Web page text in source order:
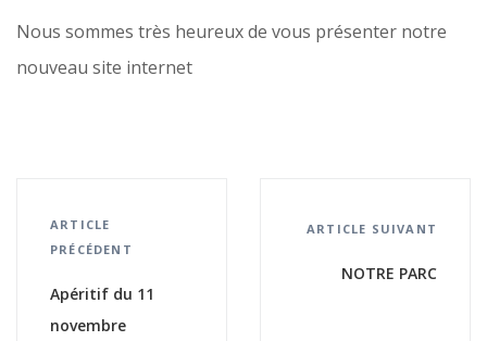
Nous sommes très heureux de vous présenter notre
nouveau site internet
ARTICLE
PRÉCÉDENT
Apéritif du 11
novembre
ARTICLE SUIVANT
NOTRE PARC